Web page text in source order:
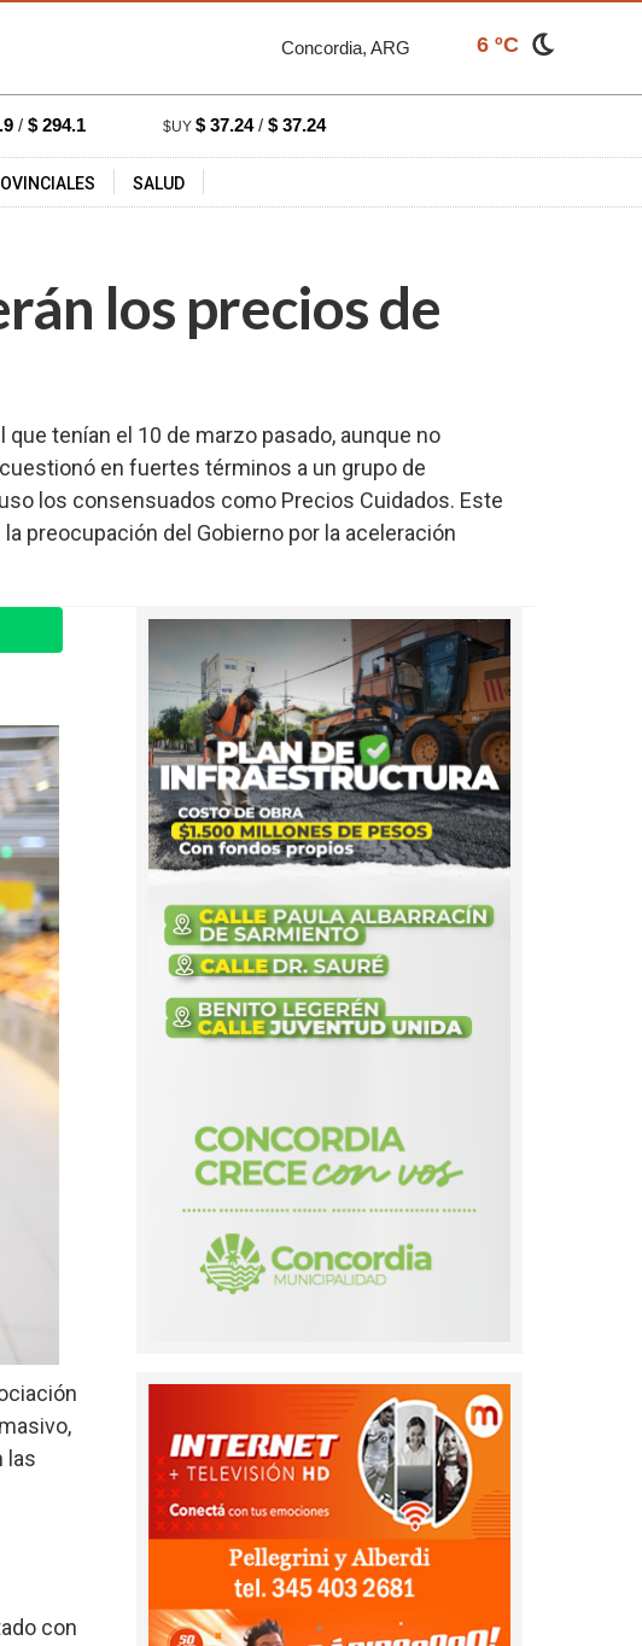
Concordia, ARG 6 ºC
/ $ 294.1 $UY $ 37.24/ $ 37.24
SALUD
los precios de
tenían el 10 de marzo pasado, aunque no
en fuertes términos a un grupo de
los consensuados como Precios Cuidados. Este
preocupación del Gobierno por la aceleración
las
con